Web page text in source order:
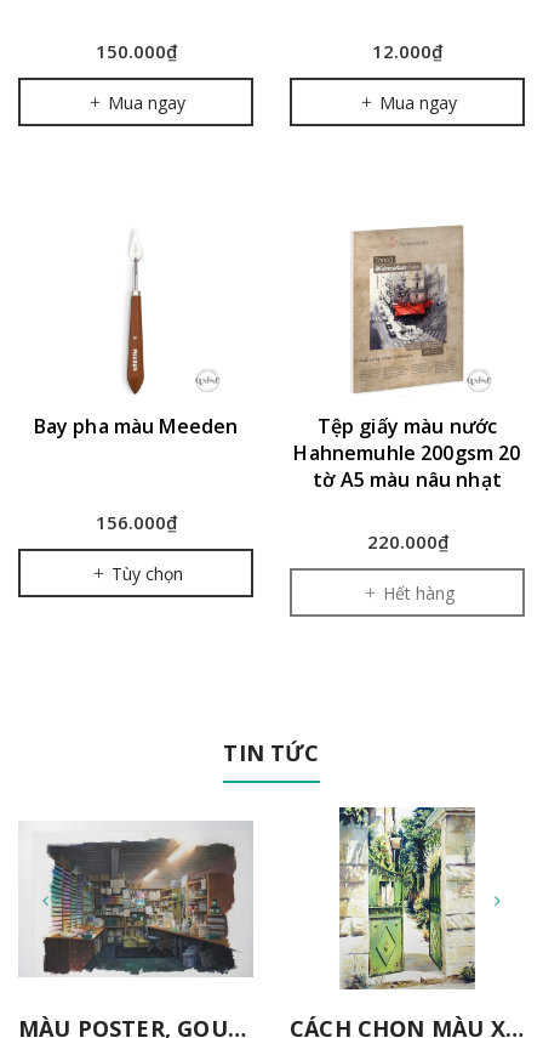
150.000₫
Mua ngay
12.000₫
Mua ngay
Bay pha màu Meeden
156.000₫
Tùy chọn
Tệp giấy màu nước
Hahnemuhle 200gsm 20
tờ A5 màu nâu nhạt
220.000₫
Hết hàng
TIN TỨC
MÀU POSTER, GOUACHE TỪ NICKER CÁCH CHỌN MÀU XANH TRONG TRANH